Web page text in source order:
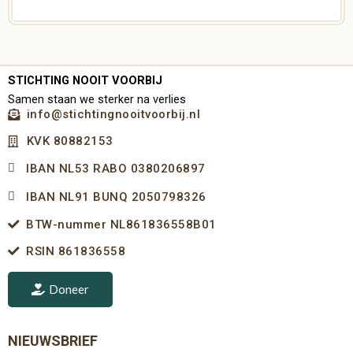
STICHTING NOOIT VOORBIJ
Samen staan we sterker na verlies
info@stichtingnooitvoorbij.nl
KVK 80882153
IBAN NL53 RABO 0380206897
IBAN NL91 BUNQ 2050798326
BTW-nummer NL861836558B01
RSIN 861836558
Doneer
NIEUWSBRIEF